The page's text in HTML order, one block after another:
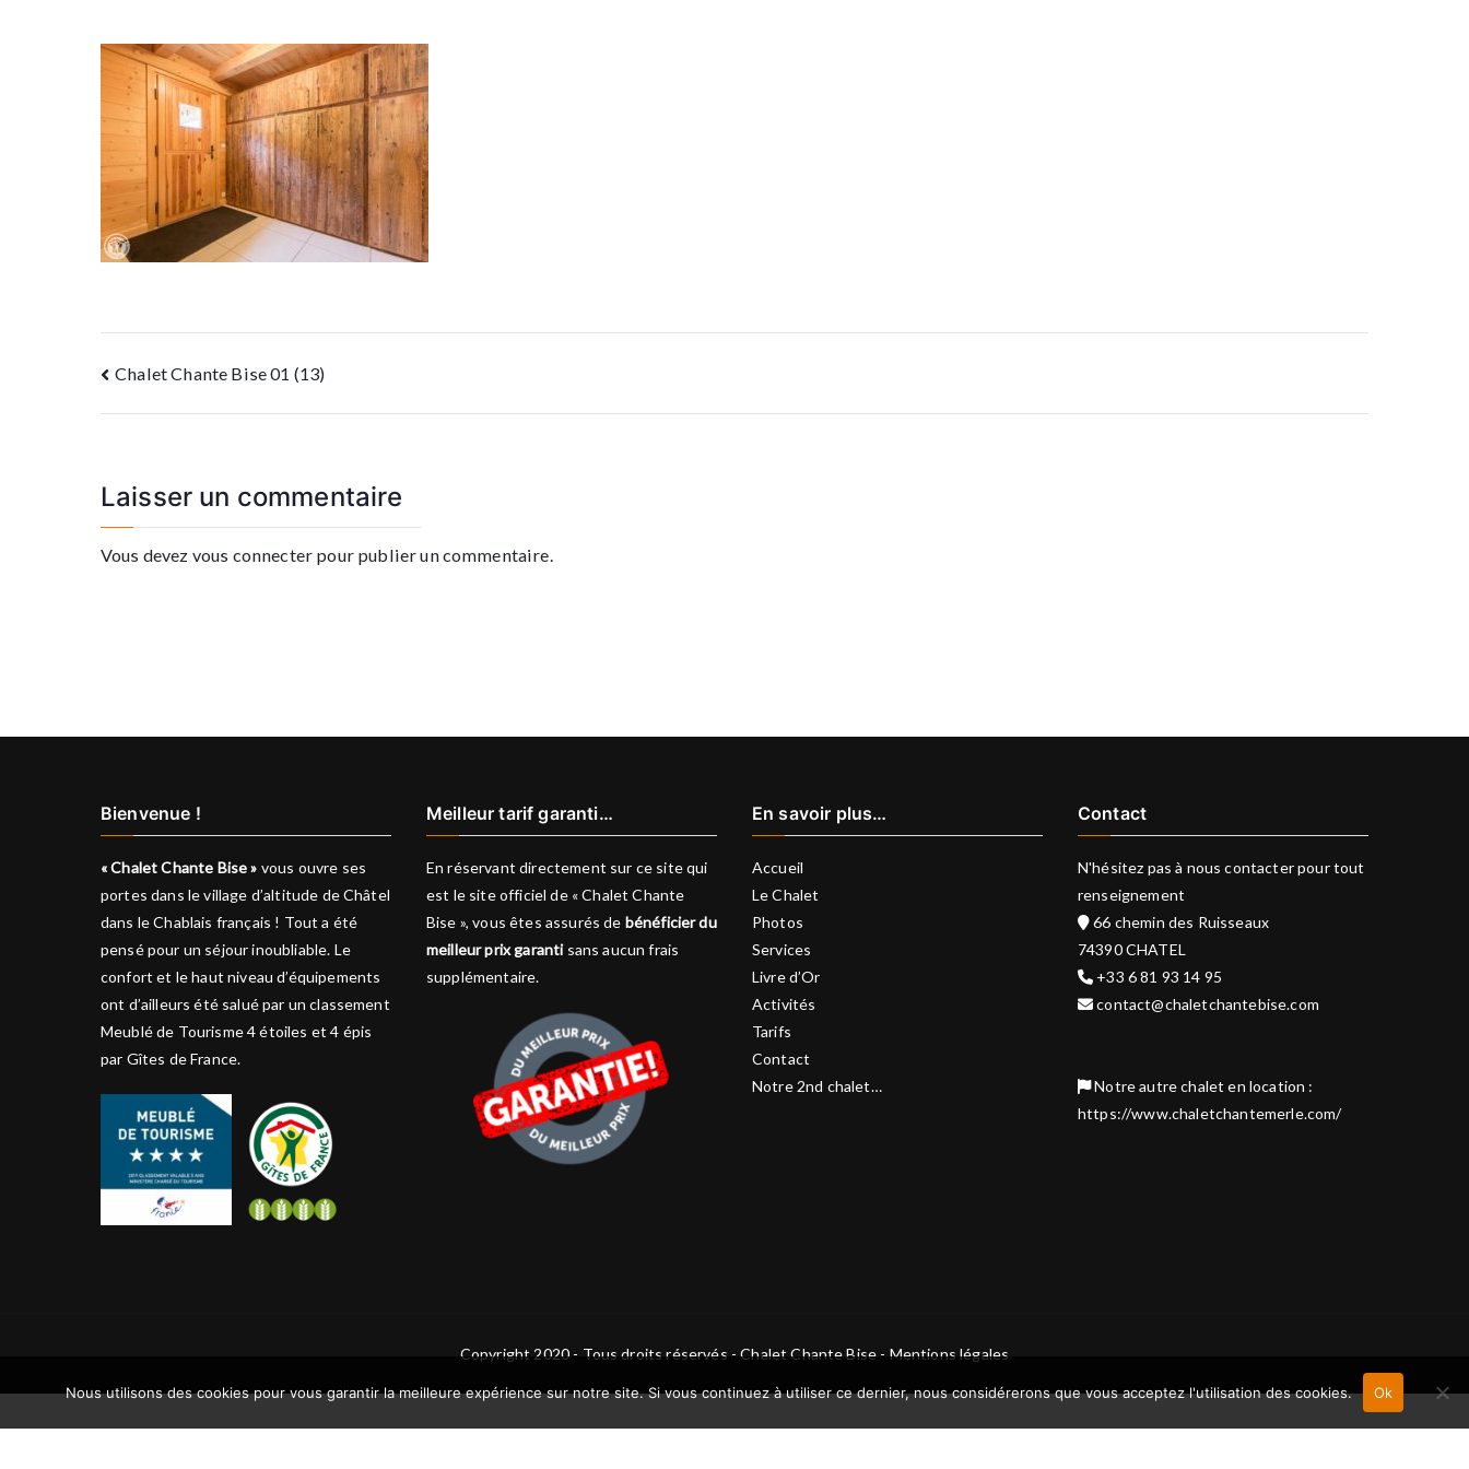
Navigation
de
Chalet Chante Bise 01 (13)
Laisser un commentaire
Vous devez vous connecter pour publier un commentaire.
Bienvenue !
« Chalet Chante Bise » vous ouvre ses
portes dans le village d’altitude de Châtel
dans le Chablais français ! Tout a été
pensé pour un séjour inoubliable. Le
confort et le haut niveau d’équipements
ont d’ailleurs été salué par un classement
Meublé de Tourisme 4 étoiles et 4 épis
par Gîtes de France.
Meilleur tarif garanti…
En réservant directement sur ce site qui
est le site officiel de « Chalet Chante
Bise », vous êtes assurés de bénéficier du
meilleur prix garantisans aucun frais
supplémentaire.
En savoir plus…
Accueil
Le Chalet
Photos
Services
Livre d’Or
Activités
Tarifs
Contact
Notre 2nd chalet…
Contact
N'hésitez pas à nous contacter pour tout
renseignement
66 chemin des Ruisseaux
74390 CHATEL
+33 6 81 93 14 95
contact@chaletchantebise.com
Notre autre chalet en location :
https://www.chaletchantemerle.com/
Copyright 2020 - Tous droits réservés - Chalet Chante Bise - Mentions légales
Nous utilisons des cookies pour vous garantir la meilleure expérience sur notre site. Si vous continuez à utiliser ce dernier, nous considérerons que vous acceptez l'utilisation des cookies. Ok